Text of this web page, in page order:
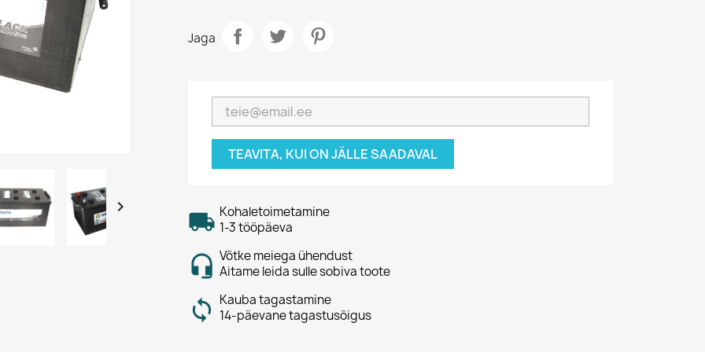

Jaga
TEAVITA, KUI ON JÄLLE SAADAVAL
Kohaletoimetamine
1-3 tööpäeva
Võtke meiega ühendust
Aitame leida sulle sobiva toote
Kauba tagastamine
14-päevane tagastusõigus